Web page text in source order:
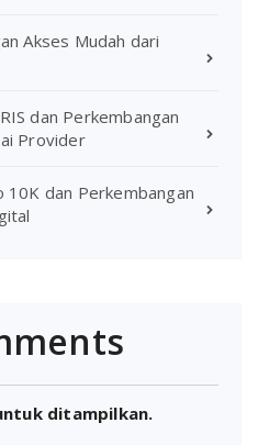
Akses Mudah dari
dan Perkembangan
Provider
10K dan Perkembangan
ditampilkan.